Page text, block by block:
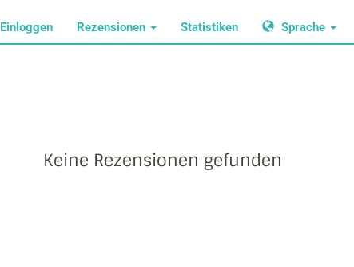
Einloggen Rezensionen Statistiken Sprache
Keine Rezensionen gefunden